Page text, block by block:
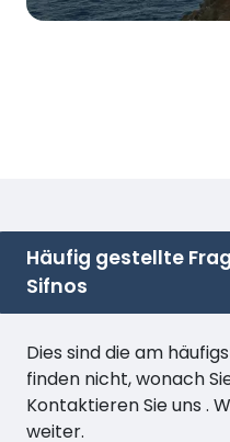
Häufig gestellte
Sifnos
Dies sind die am
finden nicht, wonach
Kontaktieren Sie uns .
weiter.